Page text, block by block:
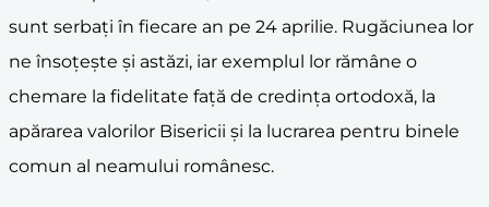
sunt serbați în fiecare an pe 24 aprilie. Rugăciunea lor
ne însoțește și astăzi, iar exemplul lor rămâne o
chemare la fidelitate față de credința ortodoxă, la
apărarea valorilor Bisericii și la lucrarea pentru binele
comun al neamului românesc.